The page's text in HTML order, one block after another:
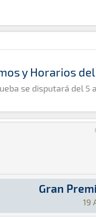
y Horarios
se disputará del 5
Gran
19
Aquí podrás